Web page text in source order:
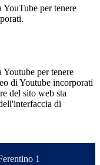
YouTube per tenere
Youtube per tenere
di Youtube incorporati
del sito web sta
di
1